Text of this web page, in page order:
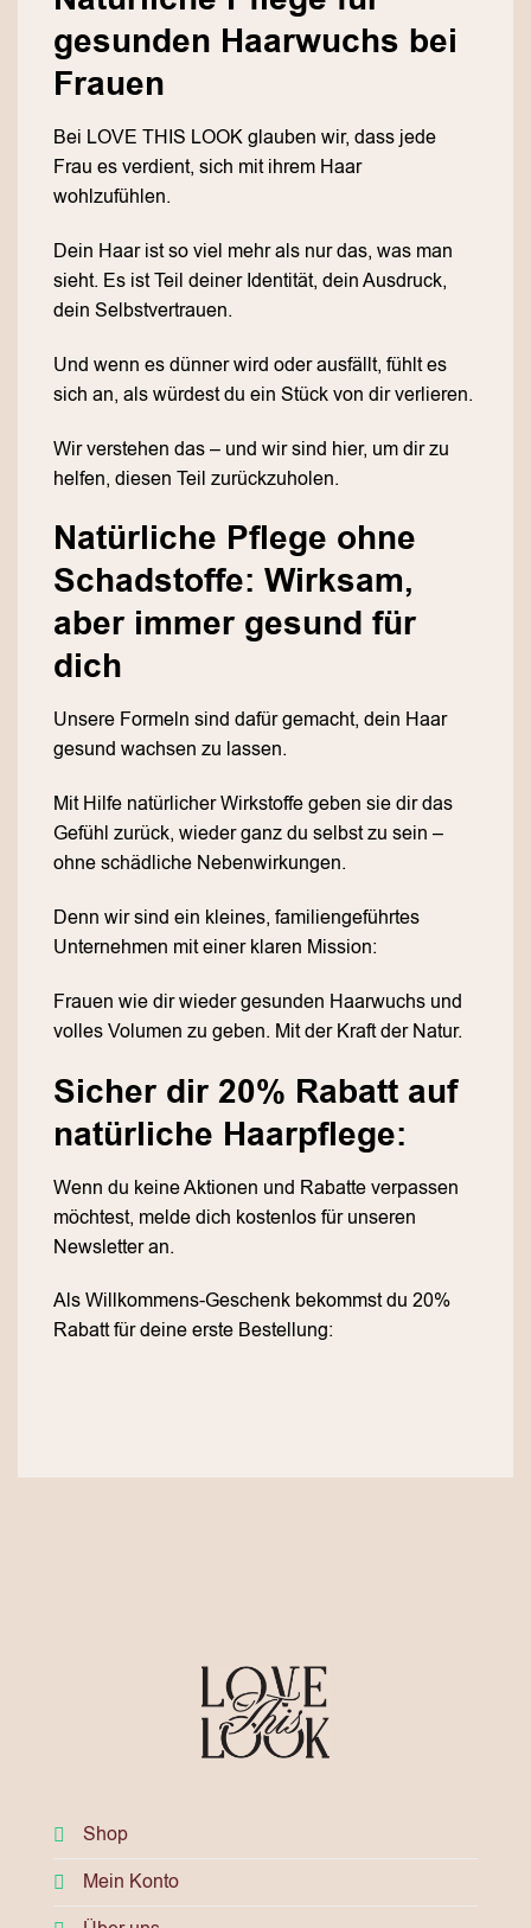
gesunden Haarwuchs bei
Frauen
Bei LOVE THIS LOOK glauben wir, dass jede
Frau es verdient, sich mit ihrem Haar
wohlzufühlen.
Dein Haar ist so viel mehr als nur das, was man
sieht. Es ist Teil deiner Identität, dein Ausdruck,
dein Selbstvertrauen.
Und wenn es dünner wird oder ausfällt, fühlt es
sich an, als würdest du ein Stück von dir verlieren.
Wir verstehen das – und wir sind hier, um dir zu
helfen, diesen Teil zurückzuholen.
Natürliche Pflege ohne
Schadstoffe: Wirksam,
aber immer gesund für
dich
Unsere Formeln sind dafür gemacht, dein Haar
gesund wachsen zu lassen.
Mit Hilfe natürlicher Wirkstoffe geben sie dir das
Gefühl zurück, wieder ganz du selbst zu sein –
ohne schädliche Nebenwirkungen.
Denn wir sind ein kleines, familiengeführtes
Unternehmen mit einer klaren Mission:
Frauen wie dir wieder gesunden Haarwuchs und
volles Volumen zu geben. Mit der Kraft der Natur.
Sicher dir 20% Rabatt auf
natürliche Haarpflege:
Wenn du keine Aktionen und Rabatte verpassen
möchtest, melde dich kostenlos für unseren
Newsletter an.
Als Willkommens-Geschenk bekommst du 20%
Rabatt für deine erste Bestellung:
Shop
Mein Konto